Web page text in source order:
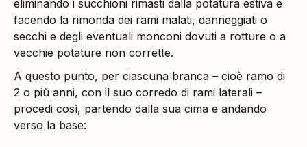
eliminando i succhioni rimasti dalla potatura estiva e
facendo la rimonda dei rami malati, danneggiati o
secchi e degli eventuali monconi dovuti a rotture o a
vecchie potature non corrette.
A questo punto, per ciascuna branca – cioè ramo di
2 o più anni, con il suo corredo di rami laterali –
procedi così, partendo dalla sua cima e andando
verso la base: